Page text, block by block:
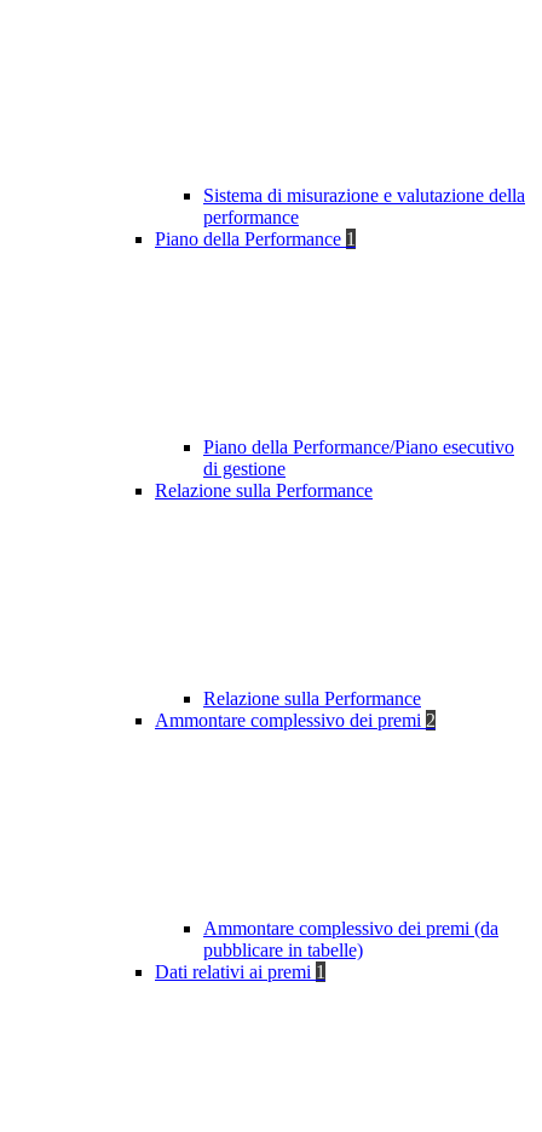
Sistema di misurazione e valutazione della
performance
Piano della Performance 1
Piano della Performance/Piano esecutivo
di gestione
Relazione sulla Performance
Relazione sulla Performance
Ammontare complessivo dei premi 2
Ammontare complessivo dei premi (da
pubblicare in tabelle)
Dati relativi ai premi 1